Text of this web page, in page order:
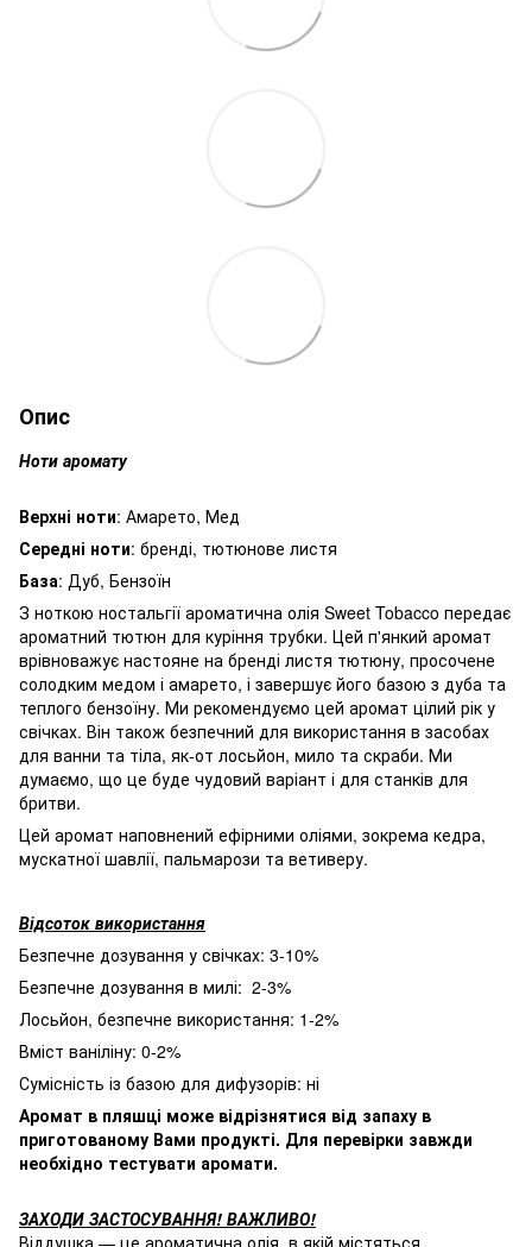
Опис
Ноти аромату
Верхні ноти: Амарето, Мед
Середні ноти: бренді, тютюнове листя
База: Дуб, Бензоїн
З ноткою ностальгії ароматична олія Sweet Tobacco передає
ароматний тютюн для куріння трубки. Цей п'янкий аромат
врівноважує настояне на бренді листя тютюну, просочене
солодким медом і амарето, і завершує його базою з дуба та
теплого бензоїну. Ми рекомендуємо цей аромат цілий рік у
свічках. Він також безпечний для використання в засобах
для ванни та тіла, як-от лосьйон, мило та скраби. Ми
думаємо, що це буде чудовий варіант і для станків для
бритви.
Цей аромат наповнений ефірними оліями, зокрема кедра,
мускатної шавлії, пальмарози та ветиверу.
Відсоток використання
Безпечне дозування у свічках: 3-10%
Безпечне дозування в милі: 2-3%
Лосьйон, безпечне використання: 1-2%
Вміст ваніліну: 0-2%
Сумісність із базою для дифузорів: ні
Аромат в пляшці може відрізнятися від запаху в
приготованому Вами продукті. Для перевірки завжди
необхідно тестувати аромати.
ЗАХОДИ ЗАСТОСУВАННЯ! ВАЖЛИВО!
Віддушка — це ароматична олія, в якій містяться